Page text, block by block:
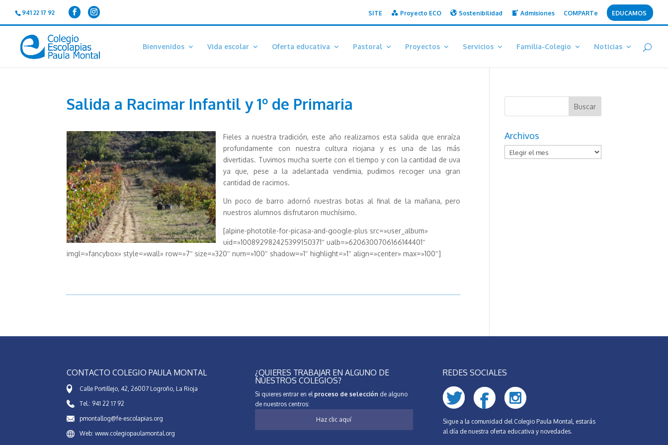
941 22 17 92 SITE Proyecto ECO Sostenibilidad Admisiones COMPARTe EDUCAMOS
Bienvenidos Vida escolar Oferta educativa Pastoral Proyectos Servicios Familia-Colegio Noticias
Salida a Racimar Infantil y 1º de Primaria
Fieles a nuestra tradición, este año realizamos esta salida que enraíza
profundamente con nuestra cultura riojana y es una de las más
divertidas. Tuvimos mucha suerte con el tiempo y con la cantidad de uva
ya que, pese a la adelantada vendimia, pudimos recoger una gran
cantidad de racimos.
Un poco de barro adornó nuestras botas al final de la mañana, pero
nuestros alumnos disfrutaron muchísimo.
[alpine-phototile-for-picasa-and-google-plus src=»user_album»
uid=»100892982425399150371″ ualb=»6206300706166144401″
imgl=»fancybox» style=»wall» row=»7″ size=»320″ num=»100″ shadow=»1″ highlight=»1″ align=»center» max=»100″]
Archivos
Archivos
CONTACTO COLEGIO PAULA MONTAL
Calle Portillejo, 42, 26007 Logroño, La Rioja
Tel.: 941 22 17 92
pmontallog@fe-escolapias.org
Web: www.colegiopaulamontal.org
¿QUIERES TRABAJAR EN ALGUNO DE
NUESTROS COLEGIOS?
Si quieres entrar en el proceso de selección de alguno
de nuestros centros:
Haz clic aquí
REDES SOCIALES
Sigue a la comunidad del Colegio Paula Montal, estarás
al día de nuestra oferta educativa y novedades.